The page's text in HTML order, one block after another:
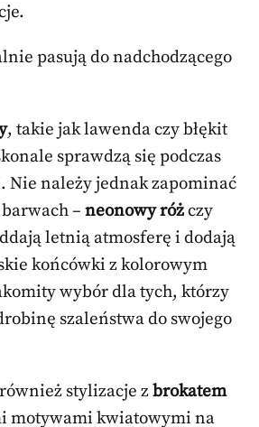
pasują do nadchodzącego
, takie jak lawenda czy błękit
sprawdzą się podczas
Nie należy jednak zapominać
– neonowy różczy
letnią atmosferę i dodają
końcówki z kolorowym
wybór dla tych, którzy
szaleństwa do swojego
stylizacje zbrokatem
motywami kwiatowymi na